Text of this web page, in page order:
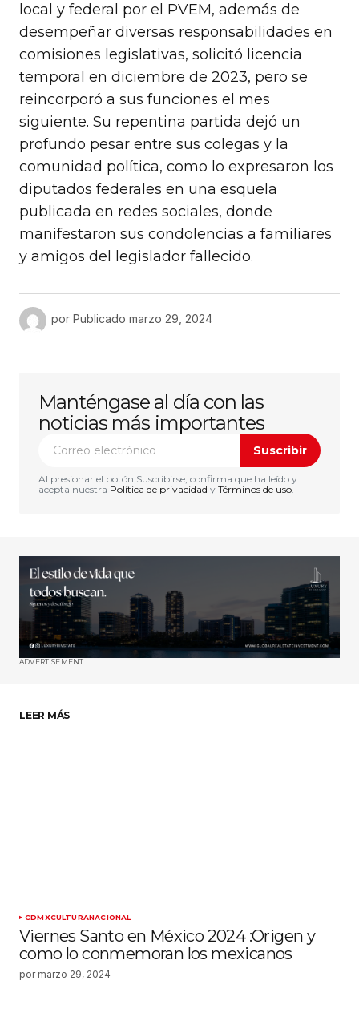
local y federal por el PVEM, además de
desempeñar diversas responsabilidades en
comisiones legislativas, solicitó licencia
temporal en diciembre de 2023, pero se
reincorporó a sus funciones el mes
siguiente. Su repentina partida dejó un
profundo pesar entre sus colegas y la
comunidad política, como lo expresaron los
diputados federales en una esquela
publicada en redes sociales, donde
manifestaron sus condolencias a familiares
y amigos del legislador fallecido.
por Publicado marzo 29, 2024
Manténgase al día con las
noticias más importantes
Suscribir
Al presionar el botón Suscribirse, confirma que ha leído y
acepta nuestra Política de privacidad y Términos de uso.
ADVERTISEMENT
LEER MÁS
CDMXCULTURANACIONAL
Viernes Santo en México 2024 :Origen y
como lo conmemoran los mexicanos
por marzo 29, 2024